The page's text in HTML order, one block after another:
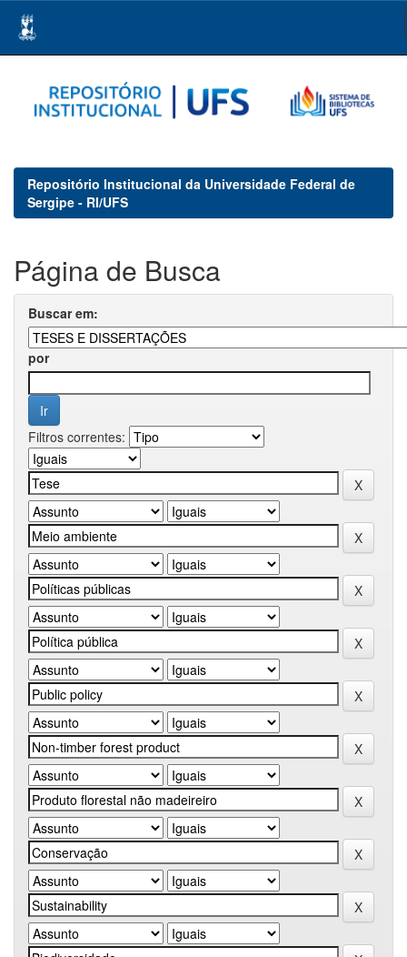
navigation
Repositório Institucional da Universidade Federal de
Sergipe - RI/UFS
Página de Busca
Buscar em:
por
Filtros correntes: